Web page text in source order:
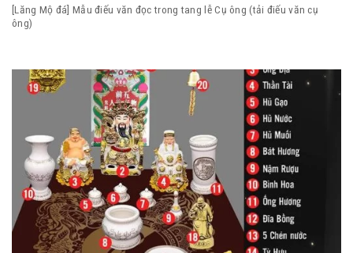
[Lăng Mộ đá] Mẫu điếu văn đọc trong tang lễ Cụ ông (tải điếu văn cụ
ông)